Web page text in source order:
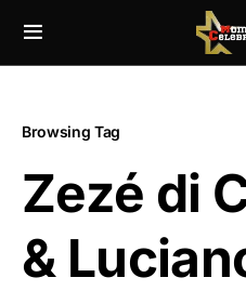
Browsing Tag
Zezé di
&